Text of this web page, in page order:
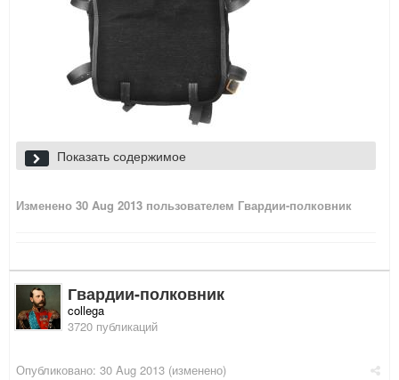
Показать содержимое
Изменено 30 Aug 2013 пользователем Гвардии-полковник
Гвардии-полковник
collega
3720 публикаций
Опубликовано: 30 Aug 2013 (изменено)